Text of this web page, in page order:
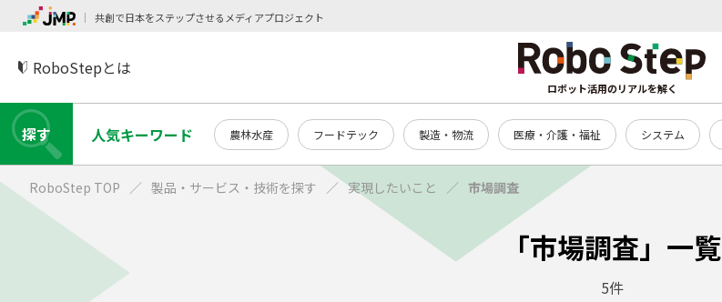
共創で日本をステップさせるメディアプロジェクト
ロボット活用のリアルを解く
RoboStepとは
探す 人気キーワード 農林水産 フードテック 製造・物流 医療・介護・福祉 システム
RoboStep TOP 製品・サービス・技術を探す 実現したいこと 市場調査
「市場調査」一覧
5件